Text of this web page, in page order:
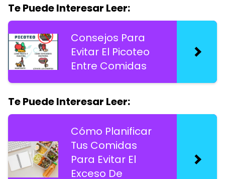
Te Puede Interesar Leer:
Consejos Para
Evitar El Picoteo
Entre Comidas
Te Puede Interesar Leer:
Cómo Planificar
Tus Comidas
Para Evitar El
Exceso De